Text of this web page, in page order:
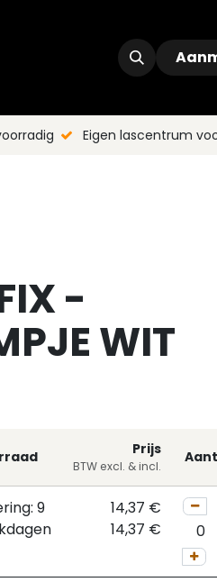
Contact Outlet
Eigen lascentrum
-
WIT
Prijs
BTW excl. & incl.
9
14,37 €
14,37 €